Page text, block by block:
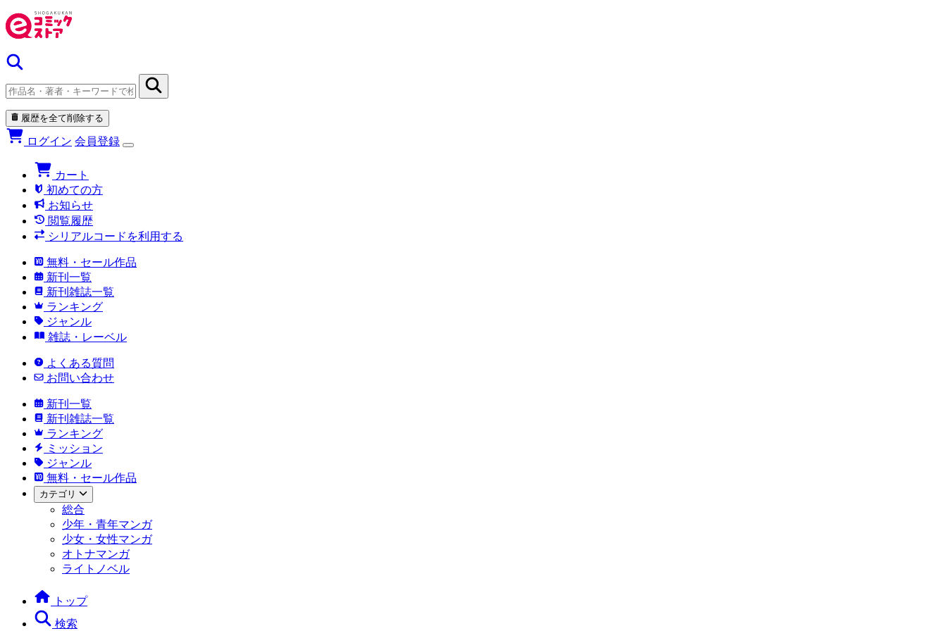
履歴を全て削除する
ログイン 会員登録
カート
初めての方
お知らせ
閲覧履歴
シリアルコードを利用する
無料・セール作品
新刊一覧
新刊雑誌一覧
ランキング
ジャンル
雑誌・レーベル
よくある質問
お問い合わせ
新刊一覧
新刊雑誌一覧
ランキング
ミッション
ジャンル
無料・セール作品
カテゴリ
総合
少年・青年マンガ
少女・女性マンガ
オトナマンガ
ライトノベル
トップ
検索